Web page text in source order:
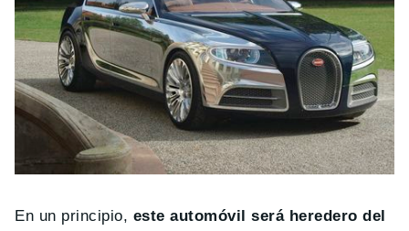
En un principio, este automóvil será heredero del